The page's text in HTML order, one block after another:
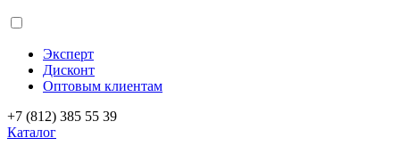
Эксперт
Дисконт
Оптовым клиентам
+7 (812) 385 55 39
Каталог